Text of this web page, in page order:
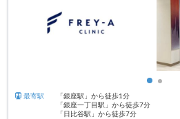
最寄駅
「銀座駅」から徒歩1分
「銀座一丁目駅」から徒歩7分
「日比谷駅」から徒歩7分